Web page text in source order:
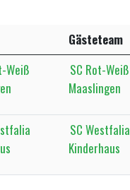
Gästeteam
SC Rot-Weiß
Maaslingen
SC Westfalia
Kinderhaus